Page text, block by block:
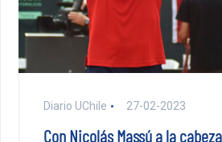
Diario UChile 27-02-2023
Con Nicolás Massú a la